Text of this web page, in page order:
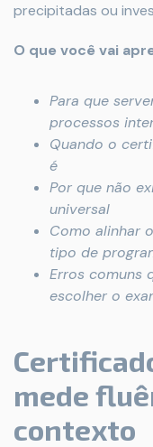
precipitadas ou
O que você vai
Para que
processos
Quando o
é
Por que não
universal
Como alinhar
tipo de
Erros comuns
escolher o
mede
contexto